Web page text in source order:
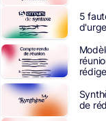
5
de